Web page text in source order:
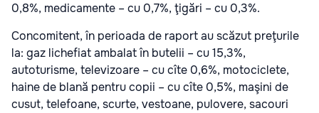
0,8%, medicamente – cu 0,7%, ţigări – cu 0,3%.
Concomitent, în perioada de raport au scăzut preţurile
la: gaz lichefiat ambalat în butelii – cu 15,3%,
autoturisme, televizoare – cu cîte 0,6%, motociclete,
haine de blană pentru copii – cu cîte 0,5%, maşini de
cusut, telefoane, scurte, vestoane, pulovere, sacouri